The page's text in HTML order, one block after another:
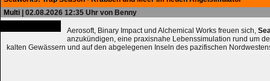
Multi | 02.08.2026 12:35 Uhr von Benny
Aerosoft, Binary Impact und Alchemical Works freuen sich,
anzukündigen, eine praxisnahe Lebenssimulation rund um
kalten Gewässern und auf den abgelegenen Inseln des pazifischen